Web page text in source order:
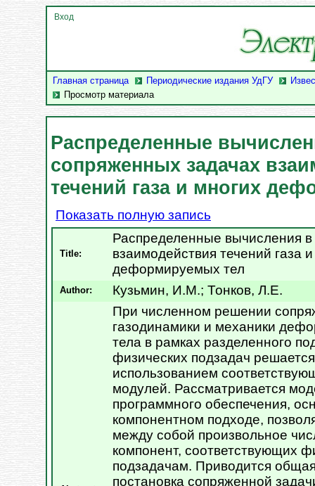
Главная страница Периодические издания УдГУ
Просмотр материала
Вход
Распределенные
сопряженных задачах
течений газа и многих
Показать полную запись
Title:
Распределенные вычисления
взаимодействия течений газа
деформируемых тел
Author: Кузьмин, И.М.; Тонков, Л.Е.
При численном решении
газодинамики и механики
тела в рамках разделенного
физических подзадач
использованием
модулей. Рассматривается
программного обеспечения,
компонентном подходе,
между собой произвольное
компонент, соответствующих
подзадачам. Приводится
постановка сопряженной